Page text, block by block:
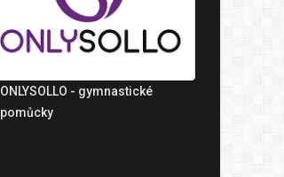
ONLYSOLLO - gymnastické
pomůcky